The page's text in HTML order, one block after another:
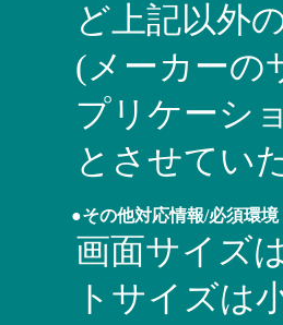
ど上記以外
(メーカーの
プリケーシ
とさせてい
●その他対応情報/必須環境
画面サイズ
トサイズは